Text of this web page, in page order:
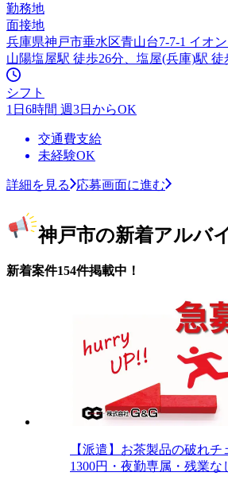
勤務地
面接地
兵庫県神戸市垂水区青山台7-7-1 イオ
山陽塩屋駅 徒歩26分、塩屋(兵庫)駅 徒
シフト
1日6時間 週3日からOK
交通費支給
未経験OK
詳細を見る 応募画面に進む
神戸市の新着アルバ
新着案件154件掲載中！
【派遣】お茶製品の破れ
1300円・夜勤専属・残業な